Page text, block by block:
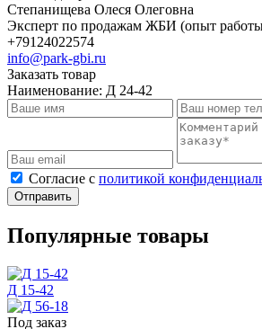
Степанищева Олеся Олеговна
Эксперт по продажам ЖБИ (опыт
+79124022574
info@park-gbi.ru
Заказать товар
Наименование: Д 24-42
Cогласие с политикой
Отправить
Популярные товары
Д 15-42
Под заказ